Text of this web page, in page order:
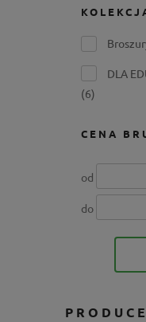
DLA
(6)
CENA
od
do